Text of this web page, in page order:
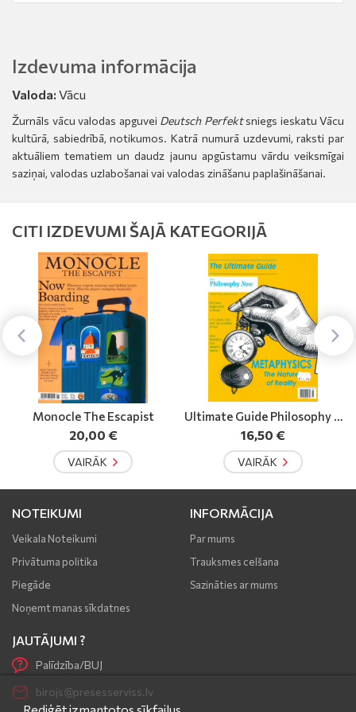
Izdevuma informācija
Valoda: Vācu
Žurnāls vācu valodas apguvei Deutsch Perfektsniegs ieskatu Vācu
kultūrā, sabiedrībā, notikumos. Katrā numurā uzdevumi, raksti par
aktuāliem tematiem un daudz jaunu apgūstamu vārdu veiksmīgai
saziņai, valodas uzlabošanai vai valodas zināšanu paplašināšanai.
CITI IZDEVUMI ŠAJĀ KATEGORIJĀ
Ultimate Guide Philosophy N
ow
16,50 €
VAIRĀK
Mūzikas Saule
5,00 €
VAIRĀK
NOTEIKUMI
Veikala Noteikumi
Privātuma politika
Piegāde
Noņemt manas sīkdatnes
INFORMĀCIJA
Par mums
Trauksmes celšana
Sazināties ar mums
JAUTĀJUMI ?
Palīdzība/BUJ
birojs@presesserviss.lv